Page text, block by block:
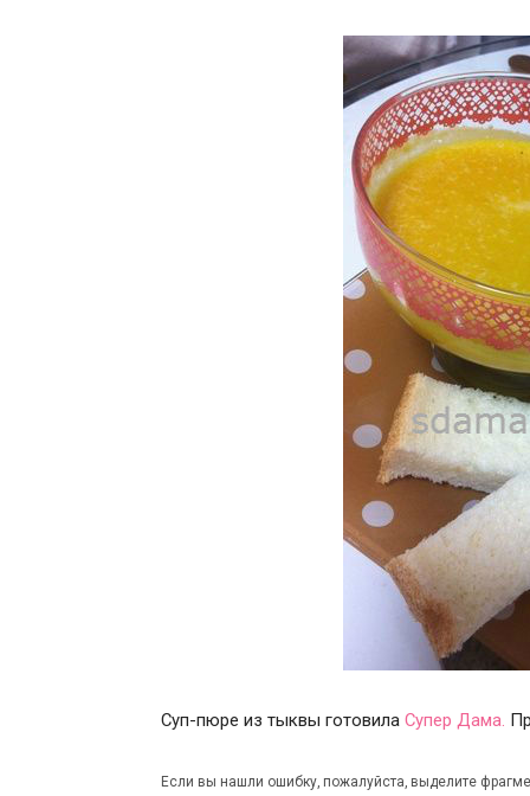
Суп-пюре из тыквы готовила Супер Дама.
Если вы нашли ошибку, пожалуйста, выделите